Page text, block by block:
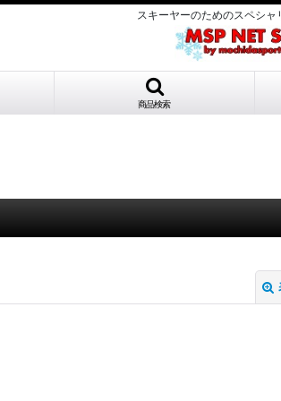
スキーヤーのためのスペシ
商品検索